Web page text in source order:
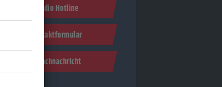
Studio Hotline
Kontaktformular
Sprachnachricht